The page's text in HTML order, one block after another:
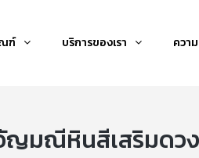
ฑ์ บริการของเรา ควา
ญมณีหินสีเสริมดวง